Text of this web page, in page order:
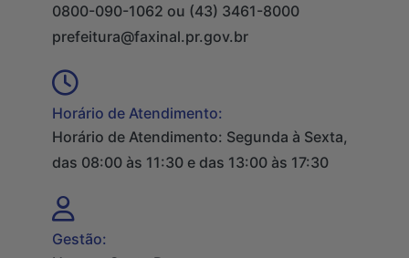
0800-090-1062 ou (43) 3461-8000
prefeitura@faxinal.pr.gov.br
Horário de Atendimento:
Horário de Atendimento: Segunda à Sexta,
das 08:00 às 11:30 e das 13:00 às 17:30
Gestão: